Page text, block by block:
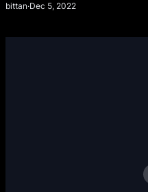
bittan·Dec 5, 2022